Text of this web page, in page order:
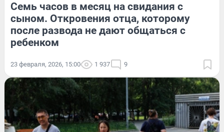
Семь часов в месяц на свидания с
сыном. Откровения отца, которому
после развода не дают общаться с
ребенком
23 февраля, 2026, 15:00 1 937 9